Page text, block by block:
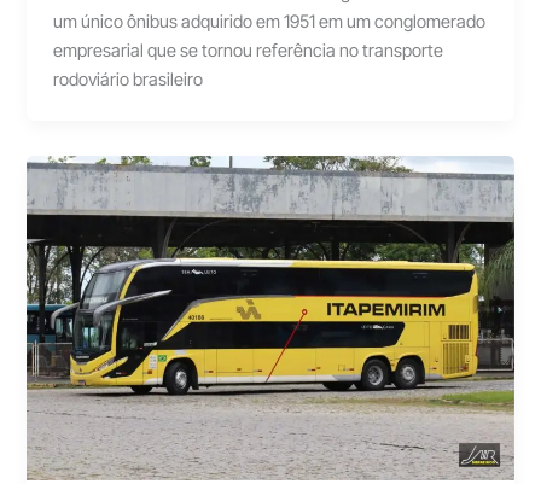
um único ônibus adquirido em 1951 em um conglomerado
empresarial que se tornou referência no transporte
rodoviário brasileiro